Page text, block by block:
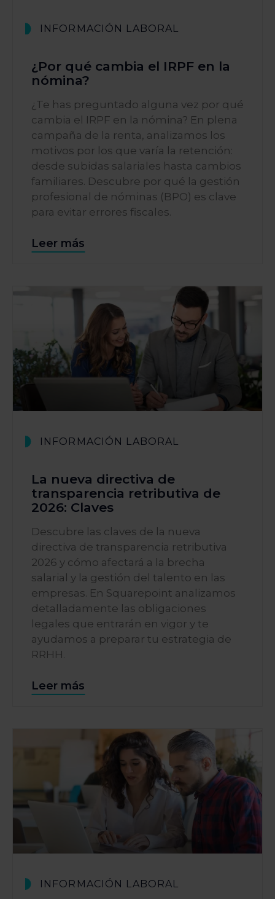
INFORMACIÓN LABORAL
¿Por qué cambia el IRPF en la
nómina?
¿Te has preguntado alguna vez por qué
cambia el IRPF en la nómina? En plena
campaña de la renta, analizamos los
motivos por los que varía la retención:
desde subidas salariales hasta cambios
familiares. Descubre por qué la gestión
profesional de nóminas (BPO) es clave
para evitar errores fiscales.
Leer más
INFORMACIÓN LABORAL
La nueva directiva de
transparencia retributiva de
2026: Claves
Descubre las claves de la nueva
directiva de transparencia retributiva
2026 y cómo afectará a la brecha
salarial y la gestión del talento en las
empresas. En Squarepoint analizamos
detalladamente las obligaciones
legales que entrarán en vigor y te
ayudamos a preparar tu estrategia de
RRHH.
Leer más
INFORMACIÓN LABORAL